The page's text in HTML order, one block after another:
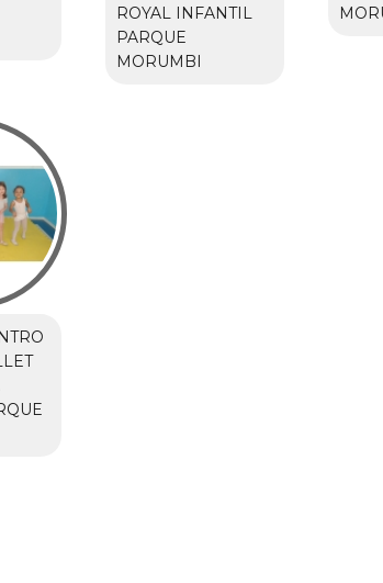
ROYAL INFANTIL
PARQUE
MORUMBI